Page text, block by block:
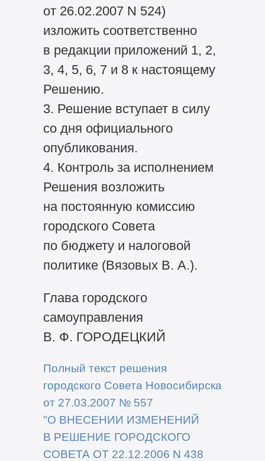
от 26.02.2007 N 524)
изложить соответственно
в редакции приложений 1, 2,
3, 4, 5, 6, 7 и 8 к настоящему
Решению.
3. Решение вступает в силу
со дня официального
опубликования.
4. Контроль за исполнением
Решения возложить
на постоянную комиссию
городского Совета
по бюджету и налоговой
политике (Вязовых В. А.).
Глава городского
самоуправления
В. Ф. ГОРОДЕЦКИЙ
Полный текст решения
городского Совета Новосибирска
от 27.03.2007 № 557
"О ВНЕСЕНИИ ИЗМЕНЕНИЙ
В РЕШЕНИЕ ГОРОДСКОГО
СОВЕТА ОТ 22.12.2006 N 438